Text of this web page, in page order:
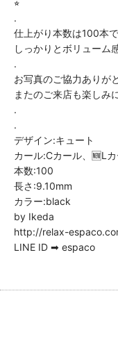
.
仕上がり本数は100本
しっかりとボリューム
.
お写真のご協力ありが
またのご来店も楽しみ
.
.
デザイン:キュート
カール:Cカール、🆕L
本数:100
長さ:9.10mm
カラー:black
by Ikeda
http://relax-
LINE ID ➡ espaco